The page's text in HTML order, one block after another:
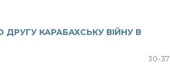
КАРАБАХСЬКУ ВІЙНУ В
30-37